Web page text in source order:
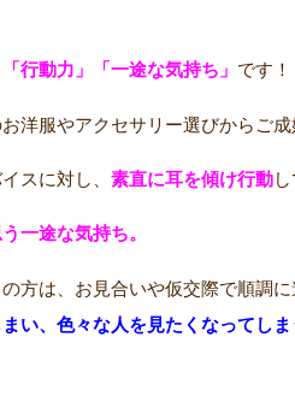
「行動力」「一途な気持ち」 です！
洋服やアクセサリー選びからご
スに対し、 素直に耳を傾け行動
一途な気持ち。
方は、お見合いや仮交際で順調に
い、色々な人を見たくなってし